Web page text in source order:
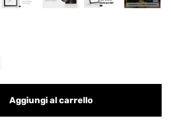
Aggiungi al carrello